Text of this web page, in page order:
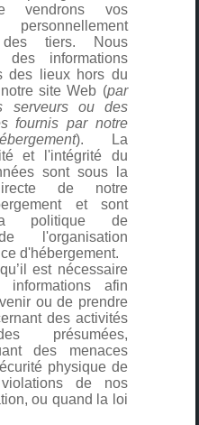
vendrons vos
tiers. Nous
des informations
des lieux hors du
site Web (par
serveurs ou des
fournis par notre
). La
et l'intégrité du
sont sous la
de notre
et sont
politique de
l'organisation
d'hébergement.
est nécessaire
afin
ou de prendre
des activités
présumées,
des menaces
physique de
de nos
ou quand la loi